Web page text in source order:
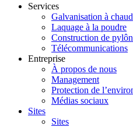
Services
Galvanisation à chaud
Laquage à la poudre
Construction de
Télécommunications
Entreprise
À propos de nous
Management
Protection de
Médias sociaux
Sites
Sites